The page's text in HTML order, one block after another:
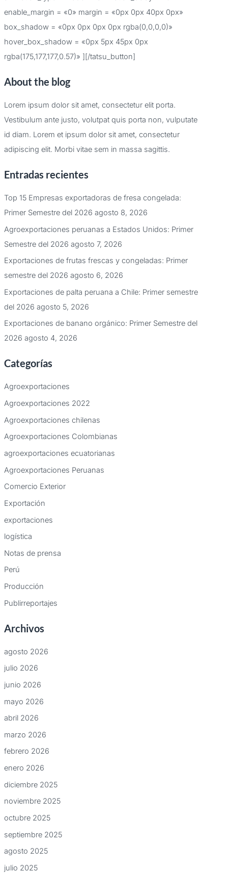
enable_margin = «0» margin = «0px 0px 40px 0px»
box_shadow = «0px 0px 0px 0px rgba(0,0,0,0)»
hover_box_shadow = «0px 5px 45px 0px
rgba(175,177,177,0.57)» ][/tatsu_button]
About the blog
Lorem ipsum dolor sit amet, consectetur elit porta.
Vestibulum ante justo, volutpat quis porta non, vulputate
id diam. Lorem et ipsum dolor sit amet, consectetur
adipiscing elit. Morbi vitae sem in massa sagittis.
Entradas recientes
Top 15 Empresas exportadoras de fresa congelada:
Primer Semestre del 2026 agosto 8, 2026
Agroexportaciones peruanas a Estados Unidos: Primer
Semestre del 2026 agosto 7, 2026
Exportaciones de frutas frescas y congeladas: Primer
semestre del 2026 agosto 6, 2026
Exportaciones de palta peruana a Chile: Primer semestre
del 2026 agosto 5, 2026
Exportaciones de banano orgánico: Primer Semestre del
2026 agosto 4, 2026
Categorías
Agroexportaciones
Agroexportaciones 2022
Agroexportaciones chilenas
Agroexportaciones Colombianas
agroexportaciones ecuatorianas
Agroexportaciones Peruanas
Comercio Exterior
Exportación
exportaciones
logística
Notas de prensa
Perú
Producción
Publirreportajes
Archivos
agosto 2026
julio 2026
junio 2026
mayo 2026
abril 2026
marzo 2026
febrero 2026
enero 2026
diciembre 2025
noviembre 2025
octubre 2025
septiembre 2025
agosto 2025
julio 2025